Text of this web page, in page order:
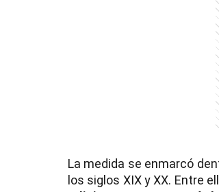
La medida se enmarcó
los siglos XIX y XX. Entre